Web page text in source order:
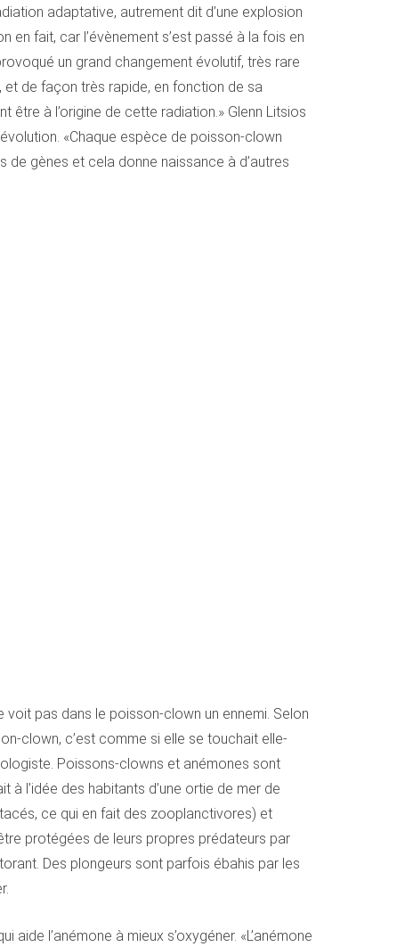
adaptative, autrement dit d’une explosion
en fait, car l’évènement s’est passé à la fois en
un grand changement évolutif, très rare
et de façon très rapide, en fonction de sa
à l’origine de cette radiation.» Glenn Litsios
«Chaque espèce de poisson-clown
de gènes et cela donne naissance à d’autres
voit pas dans le poisson-clown un ennemi. Selon
clown, c’est comme si elle se touchait elle-
Poissons-clowns et anémones sont
l’idée des habitants d’une ortie de mer de
ce qui en fait des zooplanctivores) et
protégées de leurs propres prédateurs par
Des plongeurs sont parfois ébahis par les
l’anémone à mieux s’oxygéner. «L’anémone